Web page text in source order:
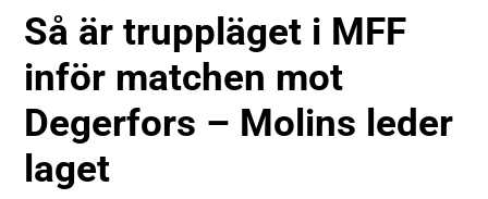
Så är truppläget i MFF
inför matchen mot
Degerfors – Molins leder
laget